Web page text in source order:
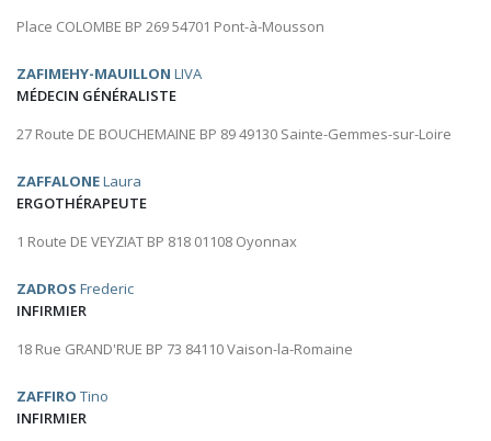
Place COLOMBE BP 269 54701 Pont-à-Mousson
ZAFIMEHY-MAUILLON LIVA
MÉDECIN GÉNÉRALISTE
27 Route DE BOUCHEMAINE BP 89 49130 Sainte-Gemmes-sur-Loire
ZAFFALONELaura
ERGOTHÉRAPEUTE
1 Route DE VEYZIAT BP 818 01108 Oyonnax
ZADROS Frederic
INFIRMIER
18 Rue GRAND'RUE BP 73 84110 Vaison-la-Romaine
ZAFFIRO Tino
INFIRMIER